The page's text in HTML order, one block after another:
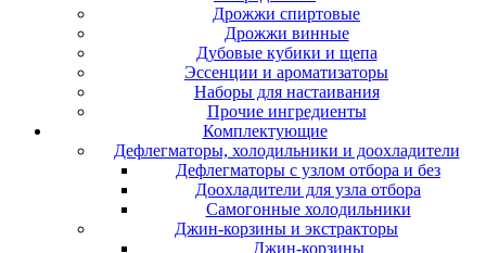
Дрожжи спиртовые
Дрожжи винные
Дубовые кубики и щепа
Эссенции и ароматизаторы
Наборы для настаивания
Прочие ингредиенты
Комплектующие
Дефлегматоры, холодильники и доохладители
Дефлегматоры с узлом отбора и без
Доохладители для узла отбора
Самогонные холодильники
Джин-корзины и экстракторы
Джин-корзины